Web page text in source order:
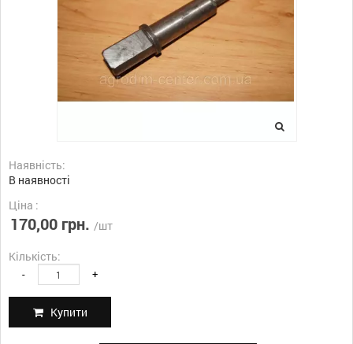
Наявність:
В наявності
Ціна :
170,00 грн. /шт
Кількість:
- +
Купити